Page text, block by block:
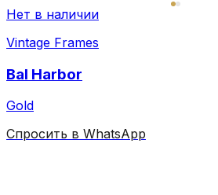
Нет в наличии
Vintage Frames
Bal Harbor
Gold
Спросить в WhatsApp